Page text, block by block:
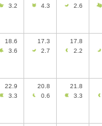
3.2
4.3
2.6
18.6
3.6
17.3
2.7
17.8
2.2
22.9
3.3
20.8
0.6
21.8
3.3